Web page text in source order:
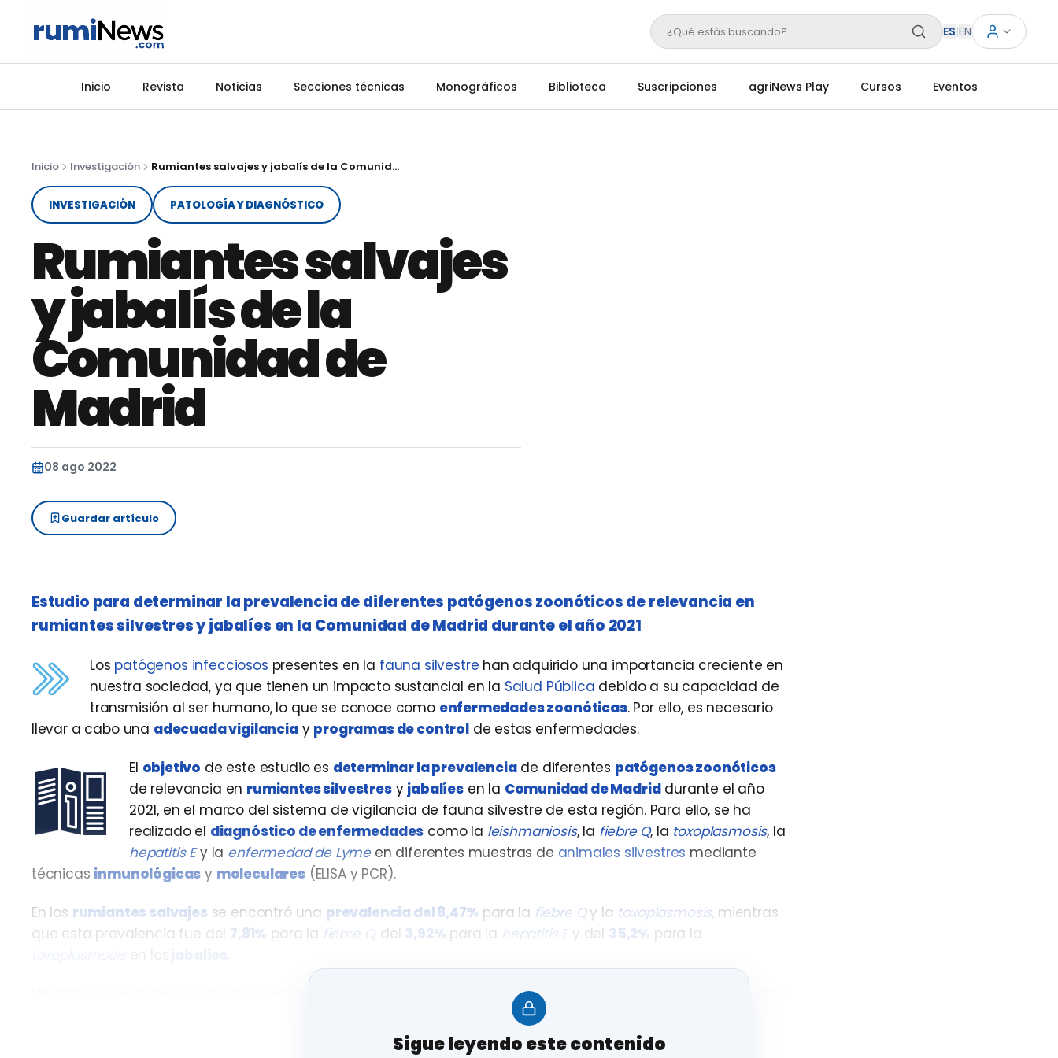
¿Qué estás buscando? ES|EN
Inicio Revista Noticias Secciones técnicas Monográficos Biblioteca Suscripciones agriNews Play Cursos Eventos
Inicio Investigación Rumiantes salvajes y jabalís de la Comunidad de Madrid
INVESTIGACIÓN PATOLOGÍA Y DIAGNÓSTICO
Rumiantes salvajes
y jabalís de la
Comunidad de
Madrid
08 ago 2022
Guardar artículo
Estudio para determinar la prevalencia de diferentes patógenos zoonóticos de relevancia en
rumiantes silvestres y jabalíes en la Comunidad de Madrid durante el año 2021
Los patógenos infecciosos presentes en la fauna silvestre han adquirido una importancia creciente en
nuestra sociedad, ya que tienen un impacto sustancial en la Salud Pública debido a su capacidad de
transmisión al ser humano, lo que se conoce como enfermedades zoonóticas. Por ello, es necesario
llevar a cabo una adecuada vigilanciay programas de controlde estas enfermedades.
El objetivo de este estudio es determinar la prevalenciade diferentes patógenos zoonóticos
de relevancia en rumiantes silvestresy jabalíesen la Comunidad de Madriddurante el año
2021, en el marco del sistema de vigilancia de fauna silvestre de esta región. Para ello, se ha
realizado el diagnóstico de enfermedades como la leishmaniosis, la fiebre Q, la toxoplasmosis, la
hepatitis Ey la enfermedad de Lymeen diferentes muestras de animales silvestres mediante
técnicas inmunológicas y moleculares(ELISA y PCR).
En los rumiantes salvajes se encontró una prevalencia del 8,47% para la fiebre Qy la toxoplasmosis, mientras
que esta prevalencia fue del 7,81% para la fiebre Q, del 3,92% para la hepatitis Ey del 35,2% para la
(desde 2017) se pudo concluir la
, confirmando que las especies evaluadas en esta región
Sigue leyendo este contenido